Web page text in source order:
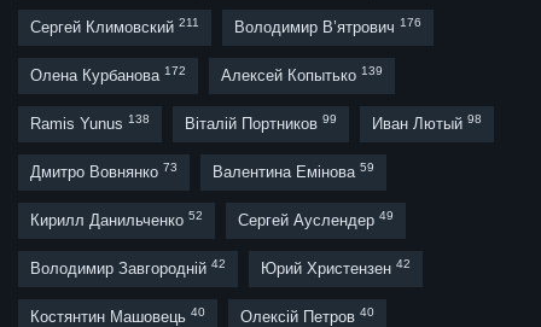
Сергей Климовский 211 Володимир В’ятрович 176
Олена Курбанова 172 Алексей Копытько 139
Ramis Yunus 138 Віталій Портников 99 Иван Лютый 98
Дмитро Вовнянко 73 Валентина Емінова 59
Кирилл Данильченко 52 Сергей Ауслендер 49
Володимир Завгородній 42 Юрий Христензен 42
Костянтин Машовець 40 Олексій Петров 40